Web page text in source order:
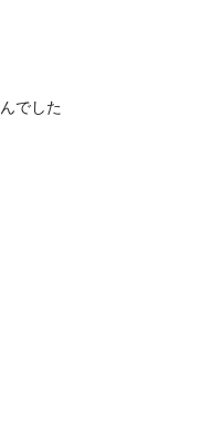
でした